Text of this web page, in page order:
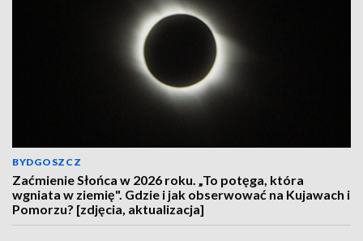
BYDGOSZCZ
Zaćmienie Słońca w 2026 roku. „To potęga, która
wgniata w ziemię". Gdzie i jak obserwować na Kujawach i
Pomorzu? [zdjęcia, aktualizacja]